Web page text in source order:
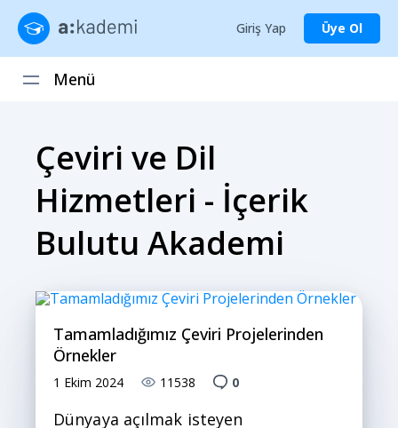
Giriş Yap Üye Ol
Menü
Çeviri ve Dil
Hizmetleri - İçerik
Bulutu Akademi
Tamamladığımız Çeviri Projelerinden
Örnekler
1 Ekim 2024 11538 0
Dünyaya açılmak isteyen